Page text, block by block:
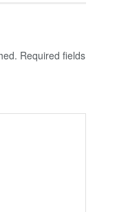
Required fields